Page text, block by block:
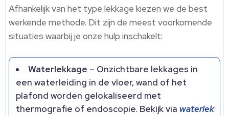
Afhankelijk van het type lekkage kiezen we de best
werkende methode.​ Dit zijn de meest voorkomende
situaties waarbij je onze hulp inschakelt:
Waterlekkage – Onzichtbare lekkages in
een waterleiding in de vloer, wand of het
plafond worden gelokaliseerd met
thermografie of endoscopie.​ Bekijk via waterlek